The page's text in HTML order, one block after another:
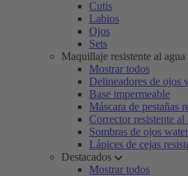
Cutis
Labios
Ojos
Sets
Maquillaje resistente al agua
Mostrar todos
Delineadores de ojos
Base impermeable
Máscara de pestañas
Corrector resistente al
Sombras de ojos
Lápices de cejas
Destacados
Mostrar todos